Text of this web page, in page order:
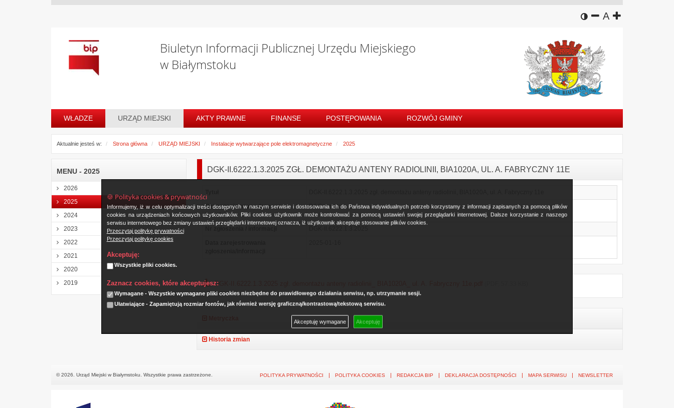
🍪 Polityka cookies & prywatności
Informujemy, iż w celu optymalizacji treści dostępnych w naszym serwisie i dostosowania ich do Państwa indywidualnych potrzeb korzystamy z informacji zapisanych za pomocą plików
cookies na urządzeniach końcowych użytkowników. Pliki cookies użytkownik może kontrolować za pomocą ustawień swojej przeglądarki internetowej. Dalsze korzystanie z naszego
serwisu internetowego bez zmiany ustawień przeglądarki internetowej oznacza, iż użytkownik akceptuje stosowanie plików cookies.
Przeczytaj politykę prywatności
Przeczytaj politykę cookies
Akceptuję:
Wszystkie pliki cookies.
Zaznacz cookies, które akceptujesz:
Wymagane - Wszystkie wymagane pliki cookies niezbędne do prawidłowego działania serwisu, np. utrzymanie sesji.
Ułatwiające - Zapamiętują rozmiar fontów, jak również wersję graficzną/kontrastową/tekstową serwisu.
Akceptuję wymagane Akceptuję
wersja kontrastowa
zmniejsz
Adomyślny
zwiększ
Biuletyn Informacji Publicznej Urzędu Miejskiego
w Białymstoku
WŁADZE URZĄD MIEJSKI AKTY PRAWNE FINANSE POSTĘPOWANIA ROZWÓJ GMINY
Aktualnie jesteś w: Strona główna URZĄD MIEJSKI Instalacje wytwarzające pole elektromagnetyczne 2025
MENU - 2025
2026
2025
2024
2023
2022
2021
2020
2019
DGK-II.6222.1.3.2025 ZGŁ. DEMONTAŻU ANTENY RADIOLINII, BIA1020A, UL. A. FABRYCZNY 11E
Oznaczenie prowadzącego
instalację
P4 Sp. z o.o.
Nr zgłoszenia / informacji
DGK-II.6222.1.3.2025 zgł. demontażu anteny radiolinii_ BIA1020A_ ul. A. Fabryczny 11e.pdf
Historia zmian
© 2026. Urząd Miejski w Białymstoku. Wszystkie prawa zastrzeżone. POLITYKA PRYWATNOŚCI POLITYKA COOKIES REDAKCJA BIP DEKLARACJA DOSTĘPNOŚCI MAPA SERWISU NEWSLETTER